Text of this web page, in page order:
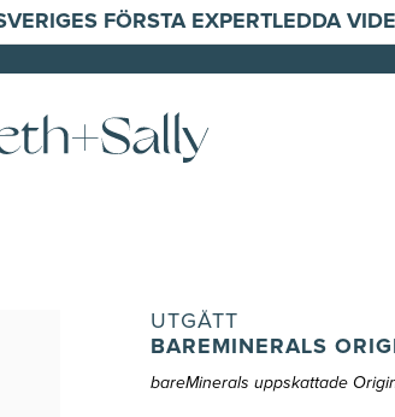
FÖRSTA EXPERTLEDDA
UTGÅTT
BAREMINERALS
bareMinerals uppskattade